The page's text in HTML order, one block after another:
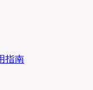
指南